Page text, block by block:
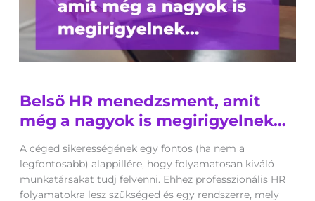
Belső HR menedzsment, amit
még a nagyok is megirigyelnek…
A céged sikerességének egy fontos (ha nem a
legfontosabb) alappillére, hogy folyamatosan kiváló
munkatársakat tudj felvenni. Ehhez professzionális HR
folyamatokra lesz szükséged és egy rendszerre, mely
HR
menedzsment,
amit
még
a
nagyok
is